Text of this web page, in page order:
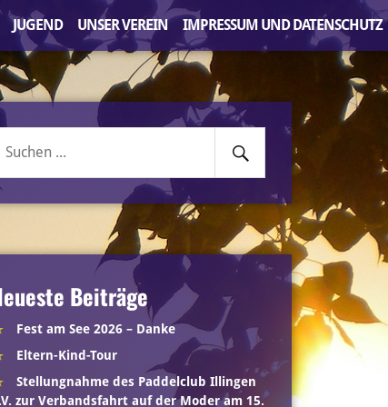
JUGEND UNSER VEREIN IMPRESSUM UND DATENSCHUTZ
Suche
Senden
Beiträge
Fest am See 2026 – Danke
Eltern-Kind-Tour
Stellungnahme des Paddelclub Illingen
zur Verbandsfahrt auf der Moder am 15.